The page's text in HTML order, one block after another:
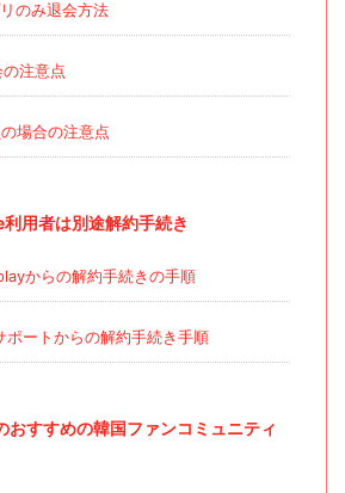
のみ退会方法
注意点
場合の注意点
用者は別途解約手続き
からの解約手続きの手順
ポートからの解約手続き手順
おすすめの韓国ファンコミュニティ